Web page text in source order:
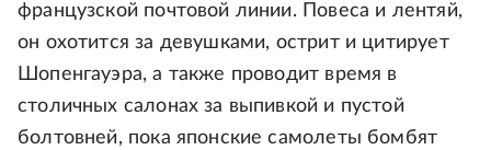
французской почтовой линии. Повеса и лентяй,
он охотится за девушками, острит и цитирует
Шопенгауэра, а также проводит время в
столичных салонах за выпивкой и пустой
болтовней, пока японские самолеты бомбят